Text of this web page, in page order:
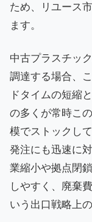
ため、リユース
ます。
中古プラスチッ
調達する場合、
ドタイムの短縮
の多くが常時こ
模でストックし
発注にも迅速に
業縮小や拠点閉
しやすく、廃棄
いう出口戦略上